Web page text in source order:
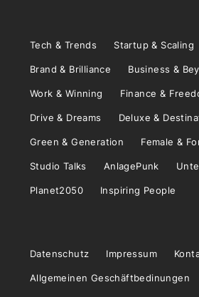
Tech & Trends Startup & Scaling
Brand & Brilliance Business &
Work & Winning Finance &
Drive & Dreams Deluxe &
Green & Generation Female &
Studio Talks AnlagePunk
Planet2050 Inspiring People
Datenschutz Impressum
Allgemeinen Geschäftbedinungen